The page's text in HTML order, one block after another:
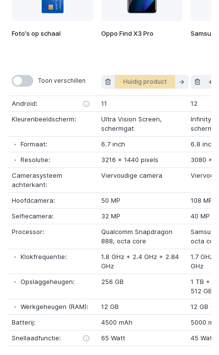
Foto's op schaal Oppo Find X3 Pro
Toon verschillen Huidig product
Android: 11
12
Kleurenbeeldscherm:
Ultra Vision Screen,
schermgat
Infinity-
Formaat:
6.7 inch
6.8 inch
Resolutie:
3216 x 1440 pixels 3080 x
Camerasysteem
achterkant:
Viervoudige camera
Hoofdcamera: 50 MP
108 MP
Selfiecamera:
32 MP
40 MP
Processor:
Qualcomm Snapdragon
888, octa core
octa
Klokfrequentie:
1.8 GHz + 2.4 GHz + 2.84
GHz
1.7 GHz
GHz
Opslaggeheugen:
256 GB 1 TB +
512 GB
Werkgeheugen (RAM):
12 GB 12 GB +
Batterij:
4500 mAh
5000
Snellaadfunctie:
65 Watt 45 Watt